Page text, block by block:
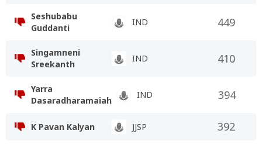
Seshubabu
Guddanti
IND 449
Singamneni
Sreekanth
IND 410
Yarra
Dasaradharamaiah
IND 394
K Pavan Kalyan JJSP 392